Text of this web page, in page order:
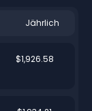
Jährlich
$1,926.58